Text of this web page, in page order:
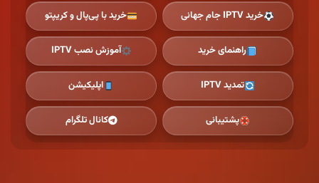
خرید IPTV جام جهانی خرید با پی‌پال و کریپتو
راهنمای خرید آموزش نصب IPTV
تمدید IPTV اپلیکیشن
پشتیبانی کانال تلگرام